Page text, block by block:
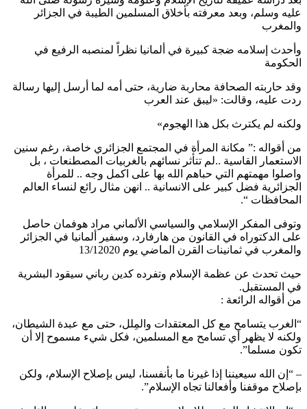
عليه وسلم، وبعد معرفته بأخلاق المسلمين الطيبة في الجزائر
والمغرب
وأحدث إسلامه ضجة كبيرة في ألمانيا نظراً لمنصبه الرفيع في
الحكومة
وقد حاربته الصحافة محاربة ضارية، حتى أمه لما أرسل إليها رسالة
ردت عليه، وقالت: «ليبق عند العرب
ولكنه لم يكترث بكل هذا الهجوم»
من أقواله :” مكانة المرأة في المجتمع الجزائري خاصة، رغم سنين
الاستعمار القاسية ..لم تتأثر نسائهم بالغربيات المصطنعات ، بل
واصلوا مهمتهم التي حباهم الله بها على اكمل وجه .. للمرأة
الجزائرية فضل كبير على الانسانية .. انهن مثال رائع لنساء العالم
المحافظات “.
وتوفى المفكر الإسلامي والسياسي الألماني مراد هوفمان حاصل
على الدكتوراه في القانون من هارفارد، وسفير ألمانيا في الجزائر
والمغرب في ثمانينات القرن الماضي يوم 13/12020
حيث تحدث عن عظمة الإسلام وتفرده كدين رباني سيقود البشرية
في المستقبل.
‏من أقواله الرائعة :
“الغرب يتسامح مع كل المعتقدات والمِلل، حتى مع عبدة الشيطان،
ولكنه لا يظهر أي تسامح مع المسلمين، فكل شيء مسموح إلا أن
تكون مسلما”.
– “إن الله سيعيننا إذا غيرنا ما بأنفسنا، ليس بإصلاح الإسلام، ولكن
بإصلاح موقفنا وأفعالنا تجاه الإسلام”.